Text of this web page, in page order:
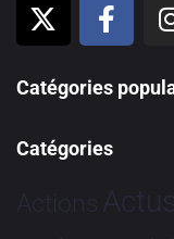
Catégories
Catégories
Actions